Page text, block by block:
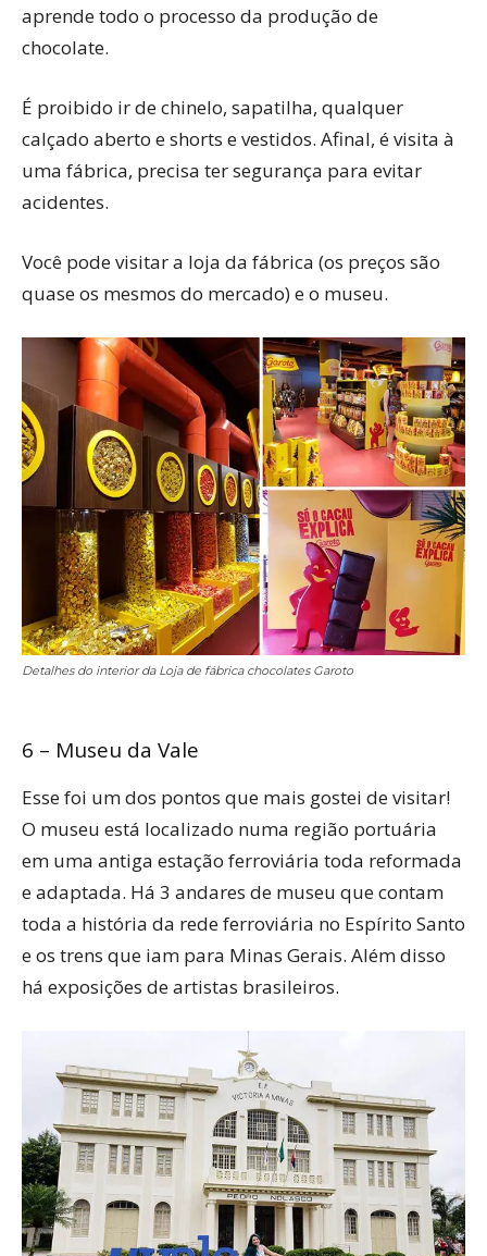
aprende todo o processo da produção de
chocolate.
É proibido ir de chinelo, sapatilha, qualquer
calçado aberto e shorts e vestidos. Afinal, é visita à
uma fábrica, precisa ter segurança para evitar
acidentes.
Você pode visitar a loja da fábrica (os preços são
quase os mesmos do mercado) e o museu.
Detalhes do interior da Loja de fábrica chocolates Garoto
6 – Museu da Vale
Esse foi um dos pontos que mais gostei de visitar!
O museu está localizado numa região portuária
em uma antiga estação ferroviária toda reformada
e adaptada. Há 3 andares de museu que contam
toda a história da rede ferroviária no Espírito Santo
e os trens que iam para Minas Gerais. Além disso
há exposições de artistas brasileiros.